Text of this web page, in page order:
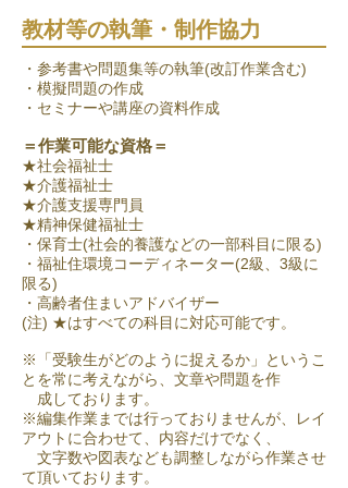
教材等の執筆・制作協力
・参考書や問題集等の執筆(改訂作業含む)
・模擬問題の作成
・セミナーや講座の資料作成
＝作業可能な資格＝
★社会福祉士
★介護福祉士
★介護支援専門員
★精神保健福祉士
・保育士(社会的養護などの一部科目に限る)
・福祉住環境コーディネーター(2級、3級に
限る)
​・高齢者住まいアドバイザー
(注) ★はすべての科目に対応可能です。
※「受験生がどのように捉えるか」というこ
とを常に考えながら、文章や問題を作
成しております。
※編集作業までは行っておりませんが、レイ
アウトに合わせて、内容だけでなく、
文字数や図表なども調整しながら作業させ
て頂いております。